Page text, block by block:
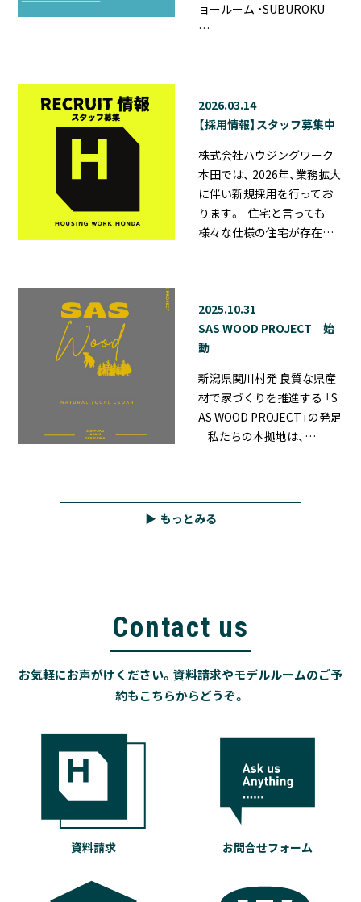
ョールーム ・SUBUROKU
…
2026.03.14
【採用情報】スタッフ募集中
株式会社ハウジングワーク
本田では、 2026年、業務拡大
に伴い新規採用を行ってお
ります。 住宅と言っても
様々な仕様の住宅が存在…
2025.10.31
SAS WOOD PROJECT 始
動
新潟県関川村発 良質な県産
材で家づくりを推進する 「S
AS WOOD PROJECT」の発足
私たちの本拠地は、…
もっとみる
Contact us
お気軽にお声がけください。資料請求やモデルルームのご予
約もこちらからどうぞ。
資料請求 お問合せフォーム